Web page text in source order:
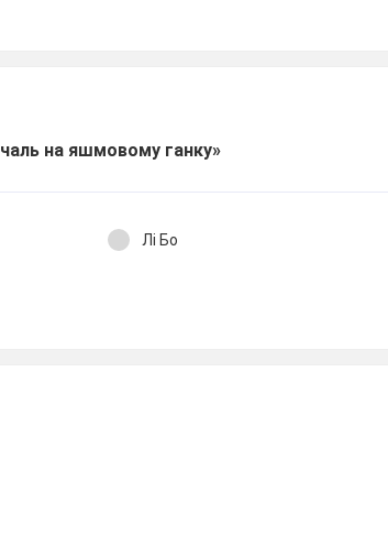
на яшмовому ганку»
Лі Бо